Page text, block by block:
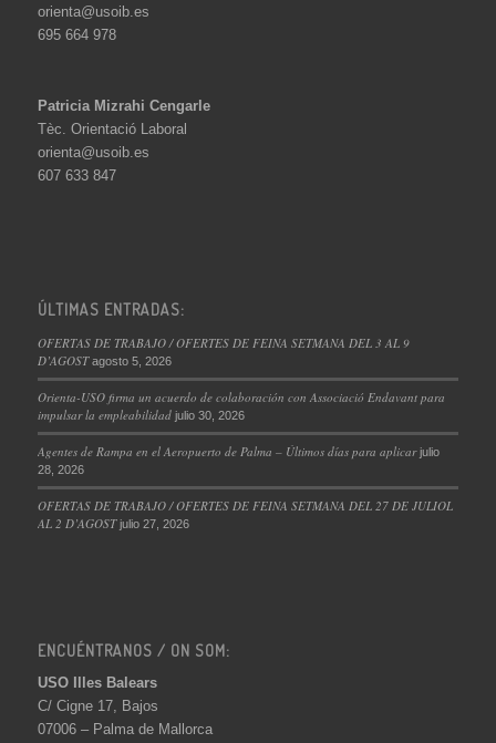
orienta@usoib.es
695 664 978
Patricia Mizrahi Cengarle
Tèc. Orientació Laboral
orienta@usoib.es
607 633 847
ÚLTIMAS ENTRADAS:
OFERTAS DE TRABAJO / OFERTES DE FEINA SETMANA DEL 3 AL 9
D’AGOST agosto 5, 2026
Orienta-USO firma un acuerdo de colaboración con Associació Endavant para
impulsar la empleabilidad julio 30, 2026
Agentes de Rampa en el Aeropuerto de Palma – Últimos días para aplicar julio
28, 2026
OFERTAS DE TRABAJO / OFERTES DE FEINA SETMANA DEL 27 DE JULIOL
AL 2 D’AGOST julio 27, 2026
ENCUÉNTRANOS / ON SOM:
USO Illes Balears
C/ Cigne 17, Bajos
07006 – Palma de Mallorca